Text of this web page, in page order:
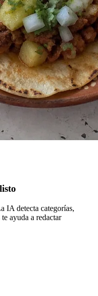
IA detecta categorías,
ayuda a redactar